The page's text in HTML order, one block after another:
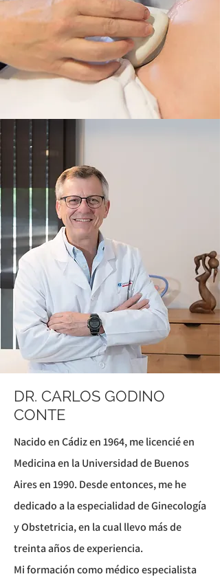
DR. CARLOS GODINO
CONTE
Nacido en Cádiz en 1964, me licencié en
Medicina en la Universidad de Buenos
Aires en 1990. Desde entonces, me he
dedicado a la especialidad de Ginecología
y Obstetricia, en la cual llevo más de
treinta años de experiencia.
​Mi formación como médico especialista